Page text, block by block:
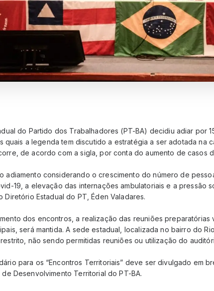
do Partido dos Trabalhadores (PT-BA) decidiu adiar por
quais a legenda tem discutido a estratégia a ser adotada na
de acordo com a sigla, por conta do aumento de casos
adiamento considerando o crescimento do número de
19, a elevação das internações ambulatoriais e a pressão
Diretório Estadual do PT, Éden Valadares.
dos encontros, a realização das reuniões preparatórias
será mantida. A sede estadual, localizada no bairro do
não sendo permitidas reuniões ou utilização do
para os “Encontros Territoriais” deve ser divulgado em
Desenvolvimento Territorial do PT-BA.